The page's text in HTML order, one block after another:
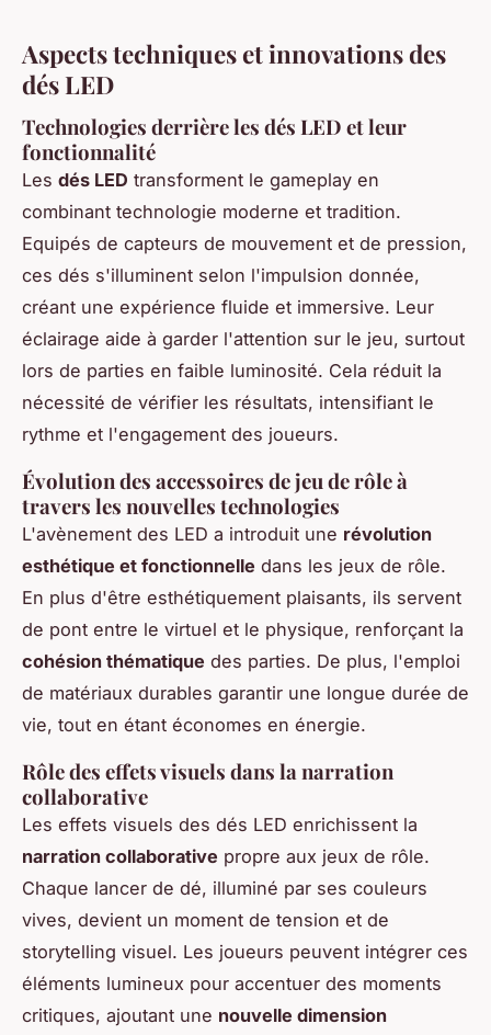
Aspects techniques et innovations des
dés LED
Technologies derrière les dés LED et leur
fonctionnalité
Les dés LED transforment le gameplay en
combinant technologie moderne et tradition.
Equipés de capteurs de mouvement et de pression,
ces dés s'illuminent selon l'impulsion donnée,
créant une expérience fluide et immersive. Leur
éclairage aide à garder l'attention sur le jeu, surtout
lors de parties en faible luminosité. Cela réduit la
nécessité de vérifier les résultats, intensifiant le
rythme et l'engagement des joueurs.
Évolution des accessoires de jeu de rôle à
travers les nouvelles technologies
L'avènement des LED a introduit une révolution
esthétique et fonctionnelle dans les jeux de rôle.
En plus d'être esthétiquement plaisants, ils servent
de pont entre le virtuel et le physique, renforçant la
cohésion thématique des parties. De plus, l'emploi
de matériaux durables garantir une longue durée de
vie, tout en étant économes en énergie.
Rôle des effets visuels dans la narration
collaborative
Les effets visuels des dés LED enrichissent la
narration collaborative propre aux jeux de rôle.
Chaque lancer de dé, illuminé par ses couleurs
vives, devient un moment de tension et de
storytelling visuel. Les joueurs peuvent intégrer ces
éléments lumineux pour accentuer des moments
critiques, ajoutant une nouvelle dimension